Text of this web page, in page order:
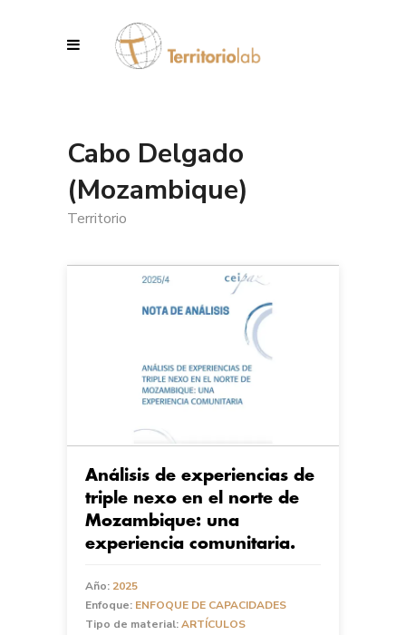
Cabo Delgado
(Mozambique)
Territorio
Análisis de experiencias de
triple nexo en el norte de
Mozambique: una
experiencia comunitaria.
Año: 2025
Enfoque: ENFOQUE DE CAPACIDADES
Tipo de material:ARTÍCULOS